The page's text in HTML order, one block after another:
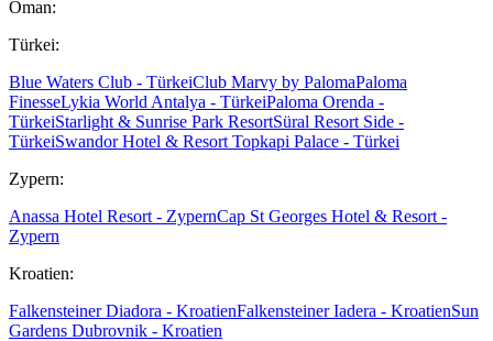
Oman:
Türkei:
Blue Waters Club - TürkeiClub Marvy by PalomaPaloma
FinesseLykia World Antalya - TürkeiPaloma Orenda -
TürkeiStarlight & Sunrise Park ResortSüral Resort Side -
TürkeiSwandor Hotel & Resort Topkapi Palace - Türkei
Zypern:
Anassa Hotel Resort - ZypernCap St Georges Hotel & Resort -
Zypern
Kroatien:
Falkensteiner Diadora - KroatienFalkensteiner Iadera - KroatienSun
Gardens Dubrovnik - Kroatien